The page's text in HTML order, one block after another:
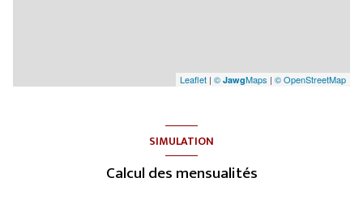
Leaflet | © JawgMaps | © OpenStreetMap
SIMULATION
Calcul des mensualités